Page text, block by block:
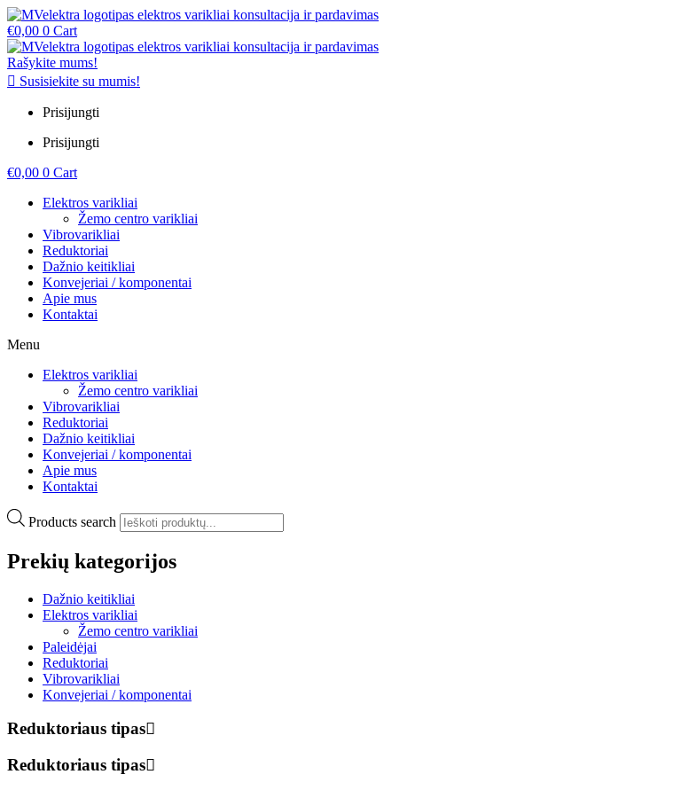
€0,00 0 Cart
Rašykite mums!
Susisiekite su mumis!
Prisijungti
Prisijungti
€0,00 0 Cart
Elektros varikliai
Žemo centro varikliai
Vibrovarikliai
Reduktoriai
Dažnio keitikliai
Konvejeriai / komponentai
Apie mus
Kontaktai
Menu
Elektros varikliai
Žemo centro varikliai
Vibrovarikliai
Reduktoriai
Dažnio keitikliai
Konvejeriai / komponentai
Apie mus
Kontaktai
Products search
Prekių kategorijos
Dažnio keitikliai
Elektros varikliai
Žemo centro varikliai
Paleidėjai
Reduktoriai
Vibrovarikliai
Konvejeriai / komponentai
Reduktoriaus tipas
Reduktoriaus tipas